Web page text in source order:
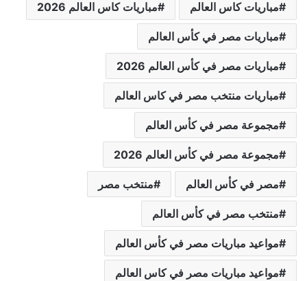
مباريات كاس العالم مباريات كاس العالم 2026
مباريات مصر في كأس العالم
مباريات مصر في كأس العالم 2026
مباريات منتخب مصر في كاس العالم
مجموعة مصر في كأس العالم
مجموعة مصر في كأس العالم 2026
مصر في كأس العالم منتخب مصر
منتخب مصر في كأس العالم
مواعيد مباريات مصر في كأس العالم
مواعيد مباريات مصر في كاس العالم